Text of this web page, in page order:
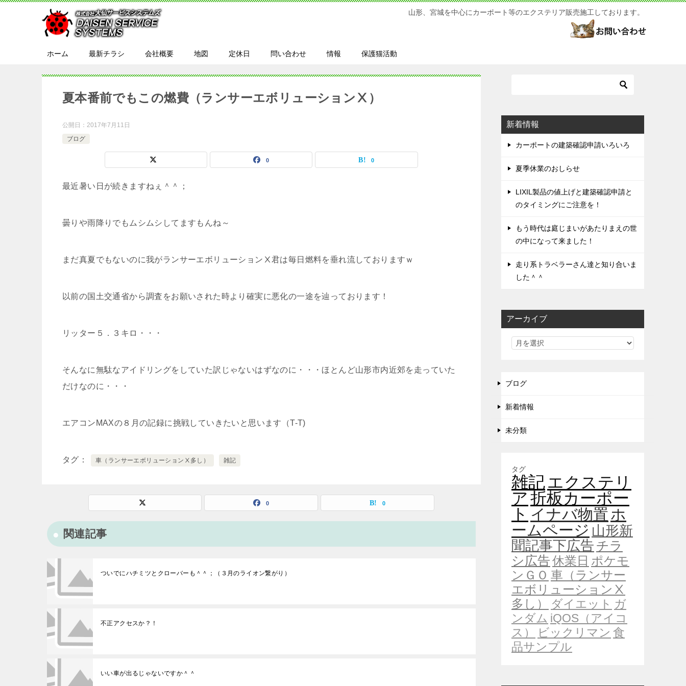
山形、宮城を中心にカーポート等のエクステリア販売施工しております。
ホーム 最新チラシ 会社概要 地図 定休日 問い合わせ 情報 保護猫活動
夏本番前でもこの燃費（ランサーエボリューションⅩ）
公開日： 2017年7月11日
ブログ
0 0
最近暑い日が続きますねぇ＾＾；
曇りや雨降りでもムシムシしてますもんね～
まだ真夏でもないのに我がランサーエボリューションⅩ君は毎日燃料を垂れ流しておりますｗ
以前の国土交通省から調査をお願いされた時より確実に悪化の一途を辿っております！
リッター５．３キロ・・・
そんなに無駄なアイドリングをしていた訳じゃないはずなのに・・・ほとんど山形市内近郊を走っていた
だけなのに・・・
エアコンMAXの８月の記録に挑戦していきたいと思います（T-T)
タグ 車（ランサーエボリューションⅩ多し） 雑記
0 0
関連記事
ついでにハチミツとクローバーも＾＾；（３月のライオン繋がり）
不正アクセスか？！
いい車が出るじゃないですか＾＾
新着情報
カーポートの建築確認申請いろいろ
夏季休業のおしらせ
LIXIL製品の値上げと建築確認申請と
のタイミングにご注意を！
もう時代は庭じまいがあたりまえの世
の中になって来ました！
走り系トラベラーさん達と知り合いま
した＾＾
アーカイブ
ブログ
新着情報
未分類
タグ
雑記エクステリ
ア折板カーポー
ト イナバ物置ホ
ームページ 山形新
聞記事下広告 チラ
シ広告休業日 ポケモ
ンＧＯ 車（ランサー
エボリューションⅩ
多し）
ダイエット ガ
ンダム iQOS（アイコ
ス）
ビックリマン 食
品サンプル